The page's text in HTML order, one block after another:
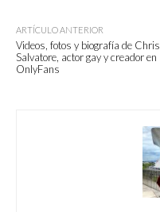
ARTÍCULO ANTERIOR
Videos, fotos y biografía de Chris
Salvatore, actor gay y creador en
OnlyFans